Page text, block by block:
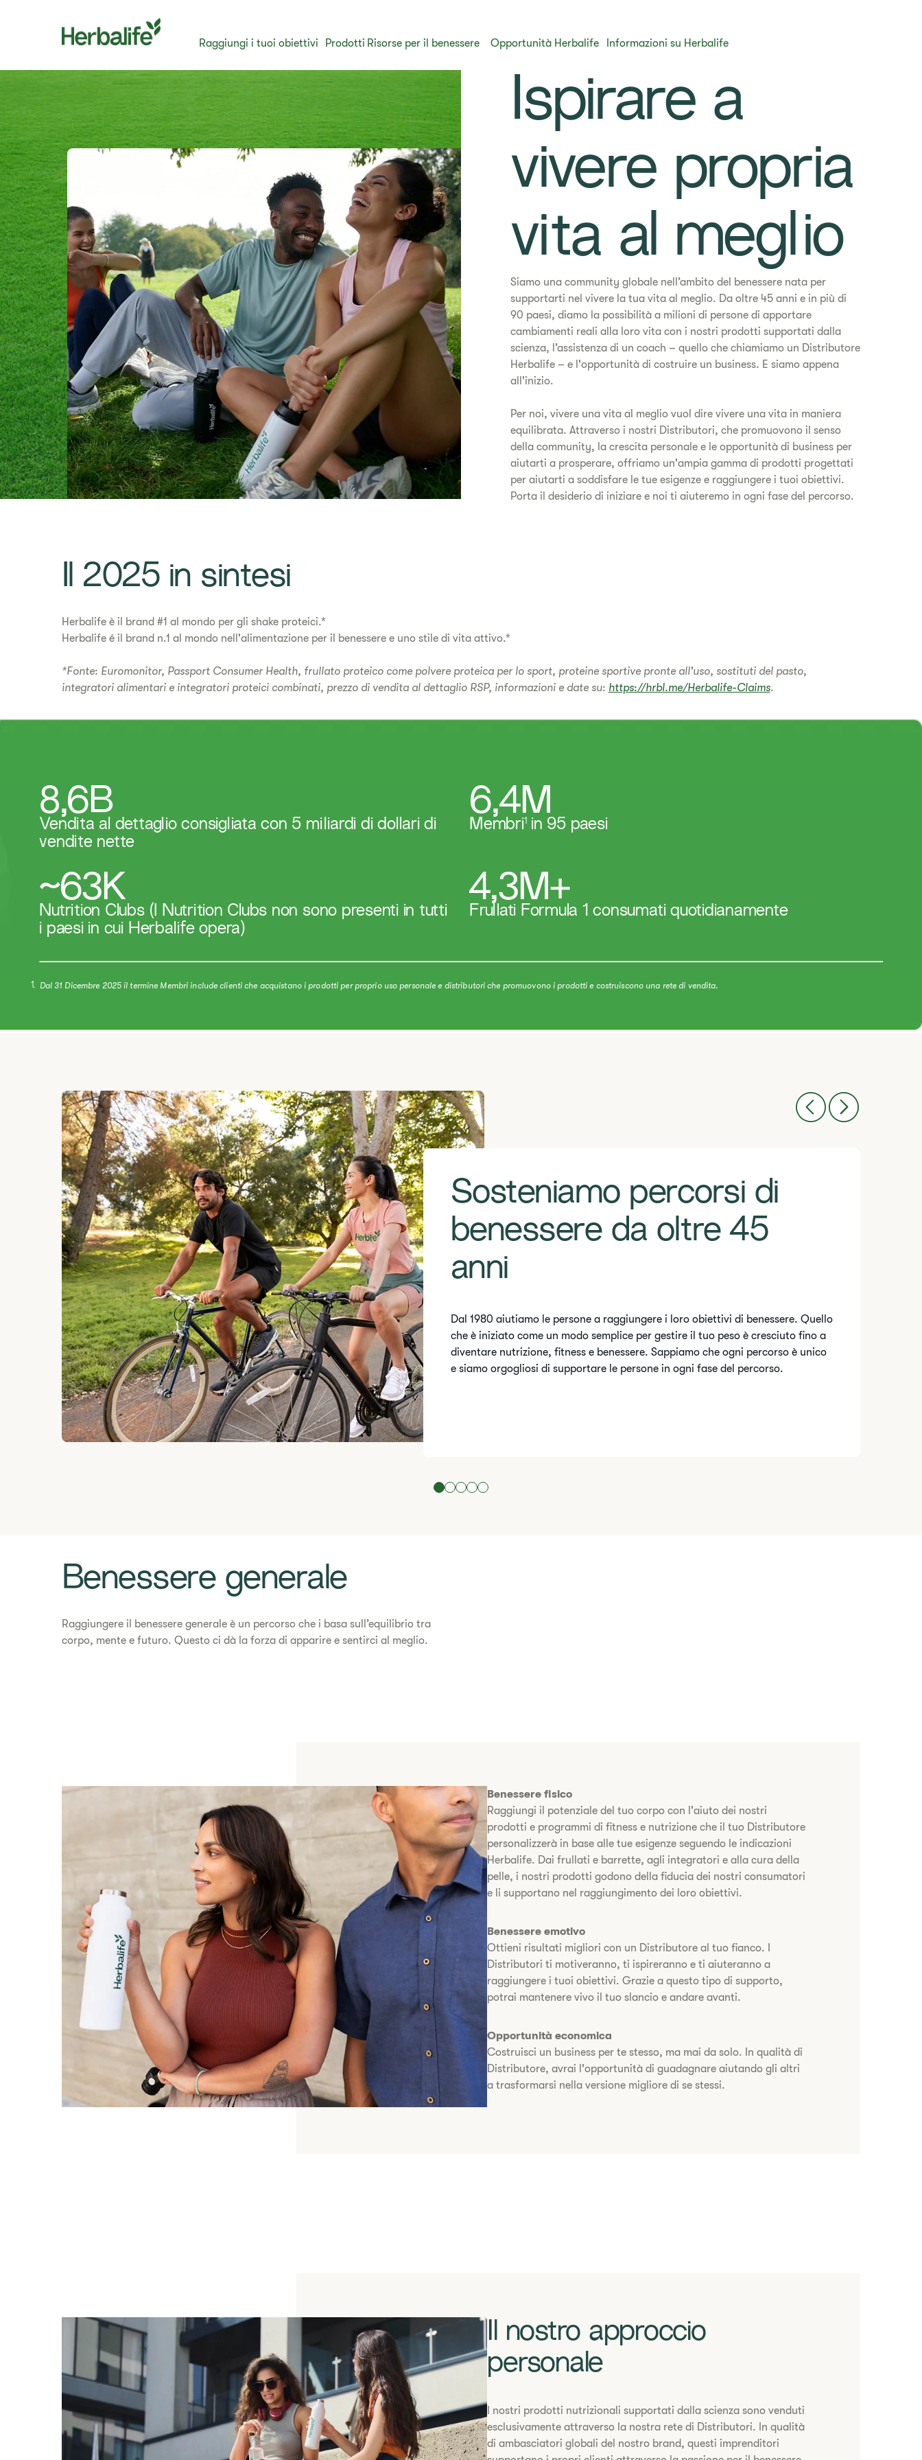
Raggiungi i tuoi obiettivi Prodotti ​Risorse per il benessere Opportunità Herbalife Informazioni su Herbalife
​Ispirare a
vivere propria
vita al meglio
Siamo una community globale nell’ambito del benessere nata per
supportarti nel vivere la tua vita al meglio. Da oltre 45 anni e in più di
90 paesi, diamo la possibilità a milioni di persone di apportare
cambiamenti reali alla loro vita con i nostri prodotti supportati dalla
scienza, l’assistenza di un coach – quello che chiamiamo un Distributore
Herbalife – e l'opportunità di costruire un business. E siamo appena
all'inizio.
Per noi, vivere una vita al meglio vuol dire vivere una vita in maniera
equilibrata. Attraverso i nostri Distributori, che promuovono il senso
della community, la crescita personale e le opportunità di business per
aiutarti a prosperare, offriamo un'ampia gamma di prodotti progettati
per aiutarti a soddisfare le tue esigenze e raggiungere i tuoi obiettivi.
Porta il desiderio di iniziare e noi ti aiuteremo in ogni fase del percorso.
​Il 2025 in sintesi
Herbalife è il brand #1 al mondo per gli shake proteici.*
Herbalife é il brand n.1 al mondo nell'alimentazione per il benessere e uno stile di vita attivo.*
*Fonte: Euromonitor, Passport Consumer Health, frullato proteico come polvere proteica per lo sport, proteine ​​sportive pronte all'uso, sostituti del pasto,
integratori alimentari e integratori proteici combinati, prezzo di vendita al dettaglio RSP, informazioni e date su: https://hrbl.me/Herbalife-Claims.
8,6B
Vendita al dettaglio consigliata con 5 miliardi di dollari di
vendite nette
6,4M
Membri1in 95 paesi
~63K
​​Nutrition Clubs (I Nutrition Clubs non sono presenti in tutti
i paesi in cui Herbalife opera)
4,3M+
Frullati Formula 1 consumati quotidianamente
1. Dal 31 Dicembre 2025 il termine Membri include clienti che acquistano i prodotti per proprio uso personale e distributori che promuovono i prodotti e costruiscono una rete di vendita.
Sosteniamo percorsi di
benessere da oltre 45
anni
Dal 1980 aiutiamo le persone a raggiungere i loro obiettivi di benessere. Quello
che è iniziato come un modo semplice per gestire il tuo peso è cresciuto fino a
diventare nutrizione, fitness e benessere. Sappiamo che ogni percorso è unico
e siamo orgogliosi di supportare le persone in ogni fase del percorso.
Benessere generale
​​Raggiungere il benessere generale è un percorso che i basa sull’equilibrio tra
corpo, mente e futuro. Questo ci dà la forza di apparire e sentirci al meglio.
Benessere fisico
Raggiungi il potenziale del tuo corpo con l'aiuto dei nostri
prodotti e programmi di fitness e nutrizione che il tuo Distributore
personalizzerà in base alle tue esigenze seguendo le indicazioni
Herbalife. Dai frullati e barrette, agli integratori e alla cura della
pelle, i nostri prodotti godono della fiducia dei nostri consumatori
e li supportano nel raggiungimento dei loro obiettivi.
Benessere emotivo
Ottieni risultati migliori con un Distributore al tuo fianco. I
Distributori ti motiveranno, ti ispireranno e ti aiuteranno a
raggiungere i tuoi obiettivi. Grazie a questo tipo di supporto,
potrai mantenere vivo il tuo slancio e andare avanti.
Opportunità economica
Costruisci un business per te stesso, ma mai da solo. In qualità di
Distributore, avrai l'opportunità di guadagnare aiutando gli altri
a trasformarsi nella versione migliore di se stessi.
Il nostro approccio
personale
I nostri prodotti nutrizionali supportati dalla scienza sono venduti
esclusivamente attraverso la nostra rete di Distributori. In qualità
di ambasciatori globali del nostro brand, questi imprenditori